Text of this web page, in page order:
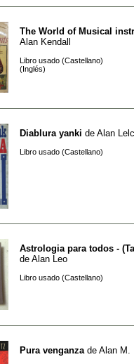
The World of Musical
Alan Kendall
Libro usado (Castellano)
(Inglés)
Diablura yanki de Alan
Libro usado (Castellano)
Astrologia para todos -
de Alan Leo
Libro usado (Castellano)
Pura venganza de Alan M.